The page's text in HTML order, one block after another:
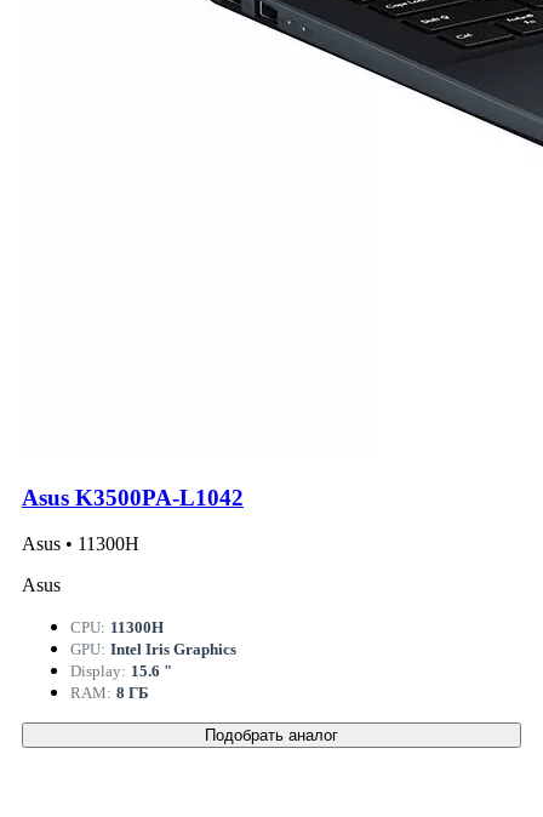
Asus K3500PA-L1042
Asus • 11300H
Asus
CPU: 11300H
GPU: Intel Iris Graphics
Display: 15.6 "
RAM: 8 ГБ
Подобрать аналог